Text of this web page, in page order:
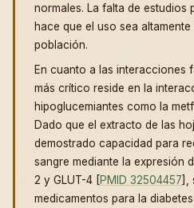
normales. La falta de estudios
hace que el uso sea
población.
En cuanto a las interacciones
más crítico reside en la
hipoglucemiantes como la
Dado que el extracto de las
demostrado capacidad para
sangre mediante la expresión
2 y GLUT-4 [PMID 32504457],
medicamentos para la